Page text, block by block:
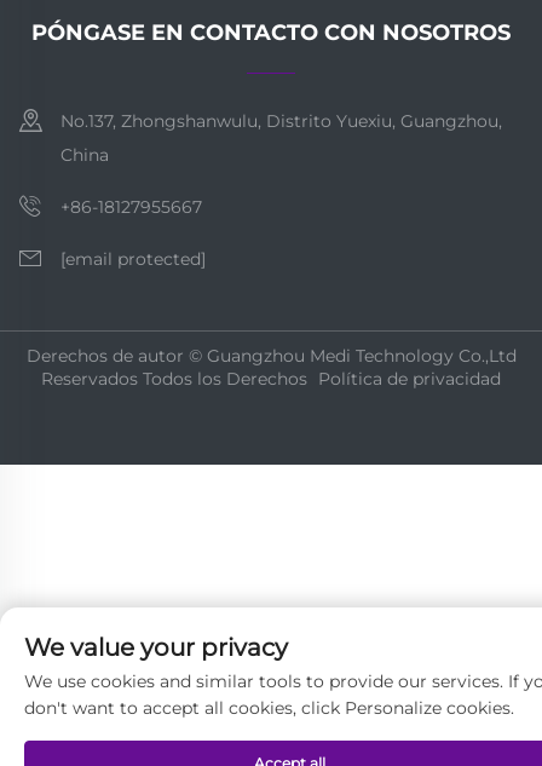
PÓNGASE EN CONTACTO CON NOSOTROS
No.137, Zhongshanwulu, Distrito Yuexiu, Guangzhou,
China
+86-18127955667
[email protected]
Derechos de autor © Guangzhou Medi Technology Co.,Ltd
Reservados Todos los Derechos Política de privacidad
We value your privacy
We use cookies and similar tools to provide our services. If
don't want to accept all cookies, click Personalize cookies.